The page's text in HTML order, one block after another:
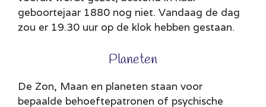
geboortejaar 1880 nog niet. Vandaag de dag
zou er 19.30 uur op de klok hebben gestaan.
Planeten
De Zon, Maan en planeten staan voor
bepaalde behoeftepatronen of psychische